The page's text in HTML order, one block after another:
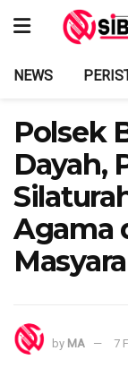
NEWS
Polsek
Dayah,
Agama
by MA 7